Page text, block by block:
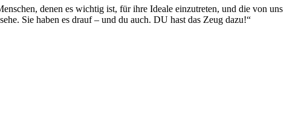
denen es wichtig ist, für ihre Ideale einzutreten, und die von uns
Sie haben es drauf – und du auch. DU hast das Zeug dazu!“